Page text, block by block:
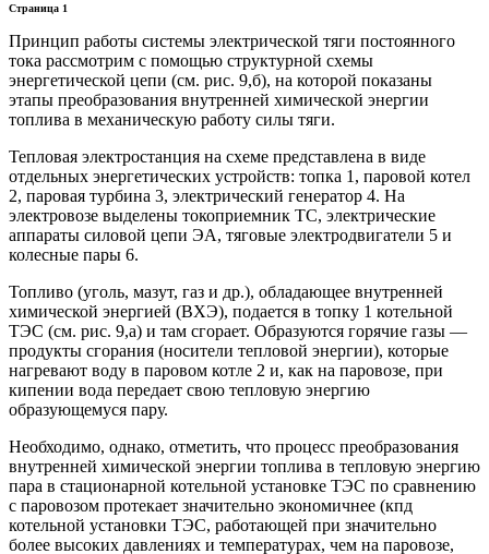
Страница 1
Принцип работы системы электрической тяги постоянного
тока рассмотрим с помощью структурной схемы
энергетической цепи (см. рис. 9,б), на которой показаны
этапы преобразования внутренней химической энергии
топлива в механическую работу силы тяги.
Тепловая электростанция на схеме представлена в виде
отдельных энергетических устройств: топка 1, паровой котел
2, паровая турбина 3, электрический генератор 4. На
электровозе выделены токоприемник ТС, электрические
аппараты силовой цепи ЭА, тяговые электродвигатели 5 и
колесные пары 6.
Топливо (уголь, мазут, газ и др.), обладающее внутренней
химической энергией (ВХЭ), подается в топку 1 котельной
ТЭС (см. рис. 9,а) и там сгорает. Образуются горячие газы —
продукты сгорания (носители тепловой энергии), которые
нагревают воду в паровом котле 2 и, как на паровозе, при
кипении вода передает свою тепловую энергию
образующемуся пару.
Необходимо, однако, отметить, что процесс преобразования
внутренней химической энергии топлива в тепловую энергию
пара в стационарной котельной установке ТЭС по сравнению
с паровозом протекает значительно экономичнее (кпд
котельной установки ТЭС, работающей при значительно
более высоких давлениях и температурах, чем на паровозе,